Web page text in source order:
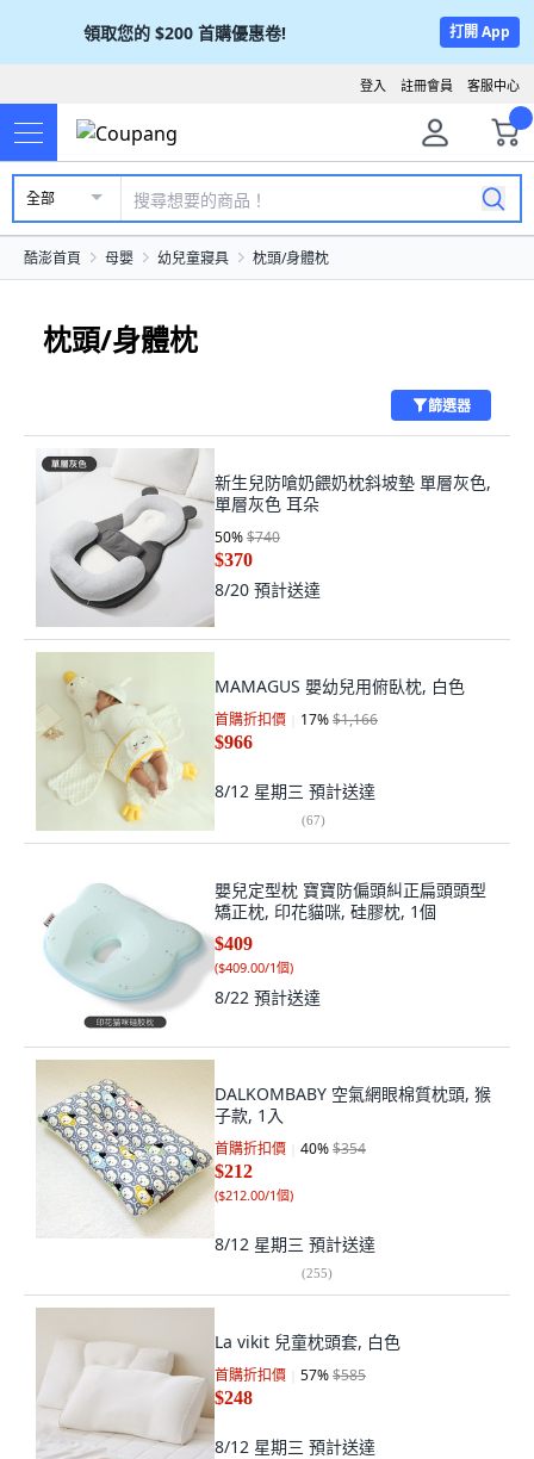
領取您的 $200 首購優惠卷! 打開 App
客服中心
註冊會員
登入
全部
酷澎首頁 母嬰 幼兒童寢具 枕頭/身體枕
枕頭/身體枕
篩選器
新生兒防嗆奶餵奶枕斜坡墊 單層灰色,
單層灰色 耳朵
50%$740
$370
8/20 預計送達
MAMAGUS 嬰幼兒用俯臥枕, 白色
首購折扣價 17%$1,166
$966
8/12 星期三 預計送達
(67)
嬰兒定型枕 寶寶防偏頭糾正扁頭頭型
矯正枕, 印花貓咪, 硅膠枕, 1個
$409
($409.00/1個)
8/22 預計送達
DALKOMBABY 空氣網眼棉質枕頭, 猴
子款, 1入
首購折扣價 40%$354
$212
($212.00/1個)
8/12 星期三 預計送達
(255)
La vikit 兒童枕頭套, 白色
首購折扣價 57%$585
$248
8/12 星期三 預計送達